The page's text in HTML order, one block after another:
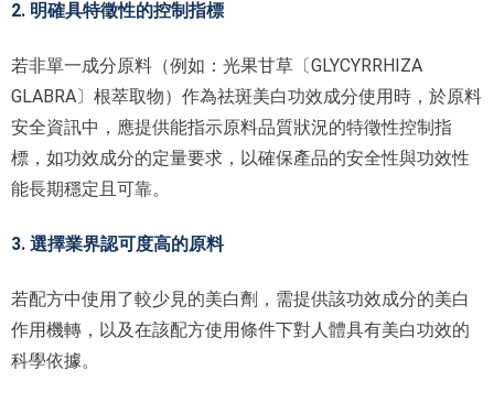
2. 明確具特徵性的控制指標
若非單一成分原料（例如：光果甘草〔GLYCYRRHIZA
GLABRA〕根萃取物）作為祛斑美白功效成分使用時，於原料
安全資訊中，應提供能指示原料品質狀況的特徵性控制指
標，如功效成分的定量要求，以確保產品的安全性與功效性
能長期穩定且可靠。
3. 選擇業界認可度高的原料
若配方中使用了較少見的美白劑，需提供該功效成分的美白
作用機轉，以及在該配方使用條件下對人體具有美白功效的
科學依據。